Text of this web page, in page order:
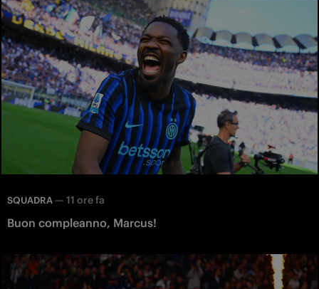
SQUADRA — 11 ore fa
Buon compleanno, Marcus!